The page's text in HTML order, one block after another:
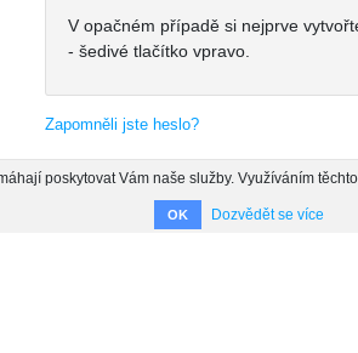
V opačném případě si nejprve
- šedivé tlačítko vpravo.
Zapomněli jste heslo?
poskytovat Vám naše služby. Využíváním
OK Dozvědět se více